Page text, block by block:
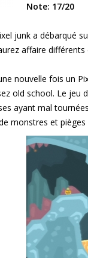
Note: 17/20
junk a débarqué
affaire
nouvelle fois un
old school. Le jeu
ayant mal
monstres et